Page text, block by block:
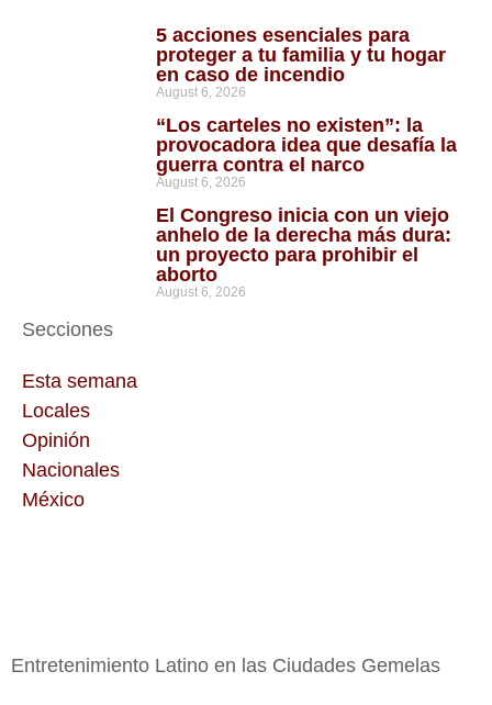
5 acciones esenciales para
proteger a tu familia y tu hogar
en caso de incendio
August 6, 2026
“Los carteles no existen”: la
provocadora idea que desafía la
guerra contra el narco
August 6, 2026
El Congreso inicia con un viejo
anhelo de la derecha más dura:
un proyecto para prohibir el
aborto
August 6, 2026
Secciones
Esta semana
Locales
Opinión
Nacionales
México
Entretenimiento Latino en las Ciudades Gemelas